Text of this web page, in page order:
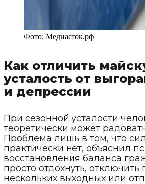
Фото: Медиасток.рф
Как отличить
усталость от
и депрессии
При сезонной усталости
теоретически может
Проблема лишь в том, что
практически нет, объяснил
восстановления баланса
просто отдохнуть, отключить
нескольких выходных или